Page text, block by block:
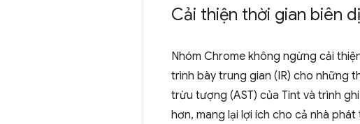
Cải thiện thời gian biên
Nhóm Chrome không ngừng cải
trình bày trung gian (IR) cho những
trừu tượng (AST) của Tint và trình
hơn, mang lại lợi ích cho cả nhà